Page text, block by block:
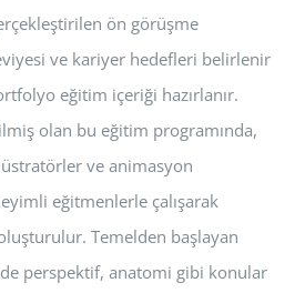
ön görüşme
ve kariyer hedefleri belirlenir
eğitim içeriği hazırlanır.
olan bu eğitim programında,
ve animasyon
eğitmenlerle çalışarak
Temelden başlayan
perspektif, anatomi gibi konular